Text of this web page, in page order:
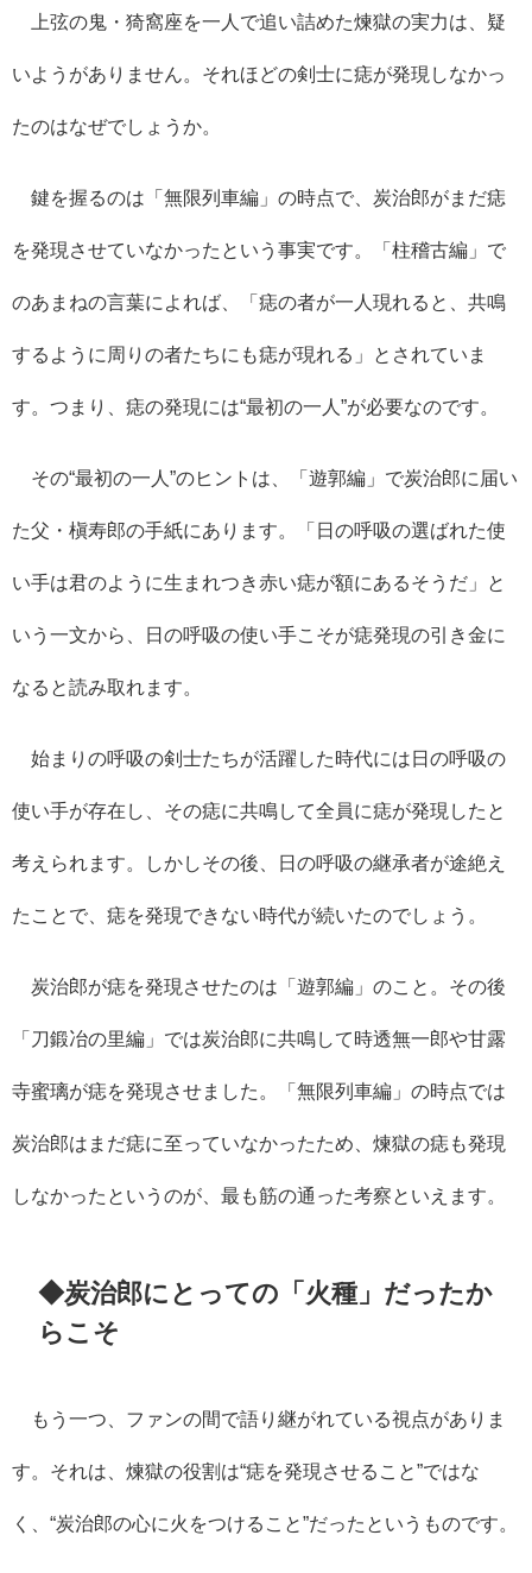
上弦の鬼・猗窩座を一人で追い詰めた煉獄の実力は、疑
いようがありません。それほどの剣士に痣が発現しなかっ
たのはなぜでしょうか。
鍵を握るのは「無限列車編」の時点で、炭治郎がまだ痣
を発現させていなかったという事実です。「柱稽古編」で
のあまねの言葉によれば、「痣の者が一人現れると、共鳴
するように周りの者たちにも痣が現れる」とされていま
す。つまり、痣の発現には“最初の一人”が必要なのです。
その“最初の一人”のヒントは、「遊郭編」で炭治郎に届い
た父・槇寿郎の手紙にあります。「日の呼吸の選ばれた使
い手は君のように生まれつき赤い痣が額にあるそうだ」と
いう一文から、日の呼吸の使い手こそが痣発現の引き金に
なると読み取れます。
始まりの呼吸の剣士たちが活躍した時代には日の呼吸の
使い手が存在し、その痣に共鳴して全員に痣が発現したと
考えられます。しかしその後、日の呼吸の継承者が途絶え
たことで、痣を発現できない時代が続いたのでしょう。
炭治郎が痣を発現させたのは「遊郭編」のこと。その後
「刀鍛冶の里編」では炭治郎に共鳴して時透無一郎や甘露
寺蜜璃が痣を発現させました。「無限列車編」の時点では
炭治郎はまだ痣に至っていなかったため、煉獄の痣も発現
しなかったというのが、最も筋の通った考察といえます。
◆炭治郎にとっての「火種」だったか
らこそ
もう一つ、ファンの間で語り継がれている視点がありま
す。それは、煉獄の役割は“痣を発現させること”ではな
く、“炭治郎の心に火をつけること”だったというものです。